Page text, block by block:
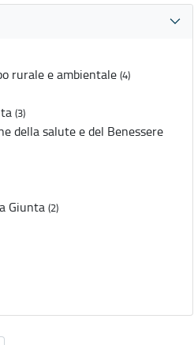
rurale e ambientale (4)
(3)
della salute e del Benessere
Giunta (2)